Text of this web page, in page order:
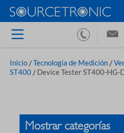
Inicio /Tecnología de Medición /
ST400 / Device Tester ST400-HG-
Mostrar categorías